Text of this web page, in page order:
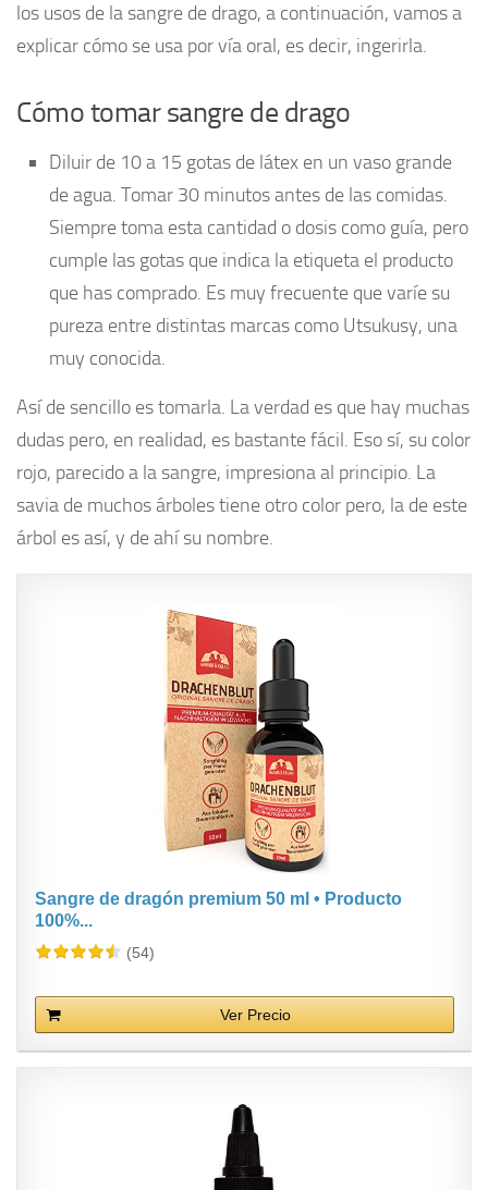
los usos de la sangre de drago, a continuación, vamos a
explicar cómo se usa por vía oral, es decir, ingerirla.
Cómo tomar sangre de drago
Diluir de 10 a 15 gotas de látex en un vaso grande
de agua. Tomar 30 minutos antes de las comidas.
Siempre toma esta cantidad o dosis como guía, pero
cumple las gotas que indica la etiqueta el producto
que has comprado. Es muy frecuente que varíe su
pureza entre distintas marcas como Utsukusy, una
muy conocida.
Así de sencillo es tomarla. La verdad es que hay muchas
dudas pero, en realidad, es bastante fácil. Eso sí, su color
rojo, parecido a la sangre, impresiona al principio. La
savia de muchos árboles tiene otro color pero, la de este
árbol es así, y de ahí su nombre.
Sangre de dragón premium 50 ml • Producto
100%...
(54)
Ver Precio